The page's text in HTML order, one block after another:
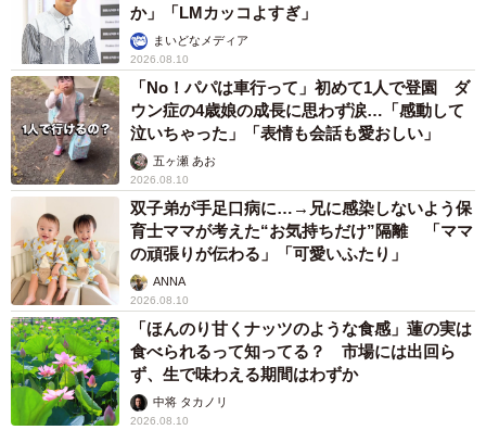
か」「LMカッコよすぎ」
まいどなメディア
2026.08.10
「No！パパは車行って」初めて1人で登園 ダ
ウン症の4歳娘の成長に思わず涙…「感動して
泣いちゃった」「表情も会話も愛おしい」
五ヶ瀬 あお
2026.08.10
双子弟が手足口病に…→兄に感染しないよう保
育士ママが考えた“お気持ちだけ”隔離 「ママ
の頑張りが伝わる」「可愛いふたり」
ANNA
2026.08.10
「ほんのり甘くナッツのような食感」蓮の実は
食べられるって知ってる？ 市場には出回ら
ず、生で味わえる期間はわずか
中将 タカノリ
2026.08.10